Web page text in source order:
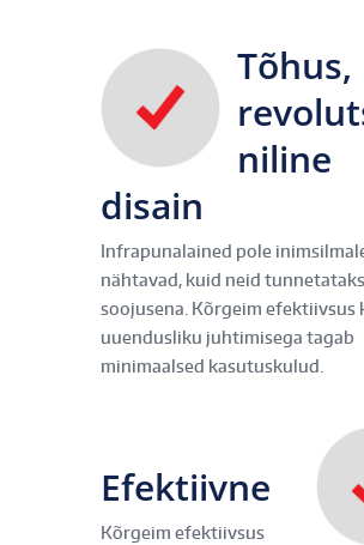
Tõhus,
niline
disain
Infrapunalained pole
nähtavad, kuid neid
soojusena. Kõrgeim efektiivsus
uuendusliku juhtimisega tagab
minimaalsed kasutuskulud.
Efektiivne
Kõrgeim efektiivsus